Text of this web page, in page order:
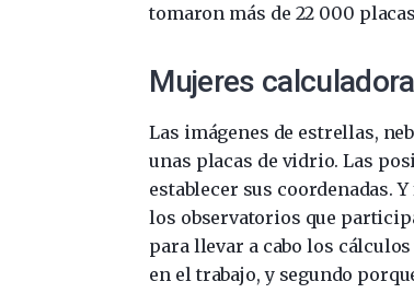
tomaron más de 22 000
Mujeres
Las imágenes de estrellas,
unas placas de vidrio. Las
establecer sus coordenadas.
los observatorios que
para llevar a cabo los
en el trabajo, y segundo